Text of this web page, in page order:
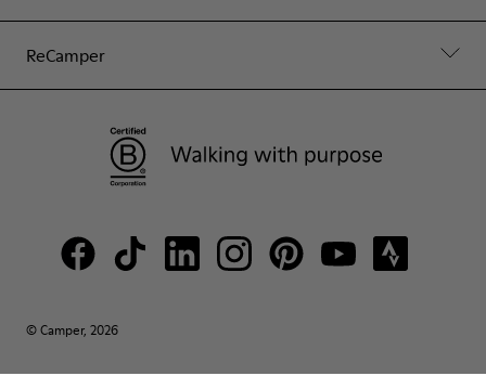
ReCamper
© Camper, 2026